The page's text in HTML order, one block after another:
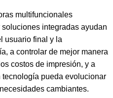
multifuncionales
integradas ayudan
usuario final y la
a controlar de mejor manera
costos de impresión, y a
pueda evolucionar
cambiantes.